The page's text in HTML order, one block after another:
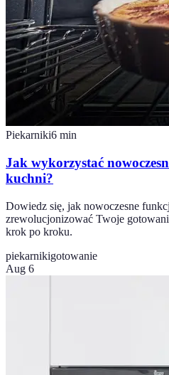
Piekarniki6 min
Jak wykorzystać
kuchni?
Dowiedz się, jak nowoczesne
zrewolucjonizować Twoje
krok po kroku.
piekarnikigotowanie
Aug 6